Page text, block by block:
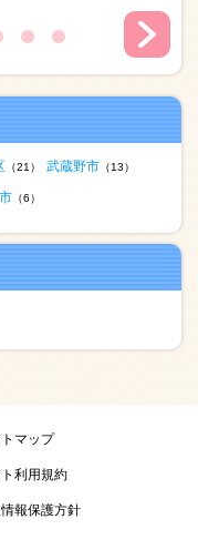
（21） 武蔵野市 （13）
（6）
マップ
利用規約
報保護方針